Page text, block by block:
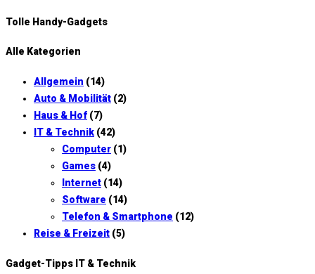
Tolle Handy-Gadgets
Alle Kategorien
Allgemein (14)
Auto & Mobilität (2)
Haus & Hof (7)
IT & Technik (42)
Computer (1)
Games (4)
Internet (14)
Software (14)
Telefon & Smartphone (12)
Reise & Freizeit (5)
Gadget-Tipps IT & Technik